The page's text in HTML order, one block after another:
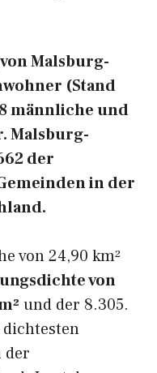
Malsburg-
(Stand
männliche und
Malsburg-
der
in der
von 24,90 km²
von
und der 8.305.
der